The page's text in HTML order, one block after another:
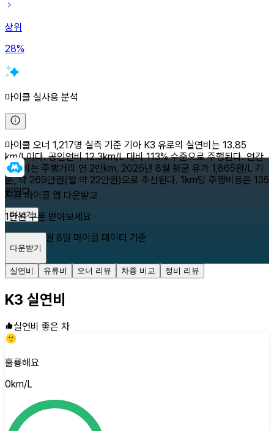
상위
28%
마이클 실사용 분석
마이클 오너 1,217명 실측 기준 기아 K3 유로의 실연비는 13.85
km/L이다. 공인연비 12.3km/L 대비 113% 수준으로 주행된다. 연간
유류비는 주행거리 연 2만km, 2026년 8월 평균 유가 1,865원/L 기
준, 약 269만원(월 약 22만원)으로 추산된다. 1km당 주행비용은 135
원이다.
더보기
2026년 8월 8일 마이클 데이터 기준
지금 마이클 앱 다운받고
1만원 쿠폰 받아보세요
다운받기
실연비 유류비 오너 리뷰 차종 비교 정비 리뷰
K3 실연비
실연비 좋은 차
훌륭해요
0km/L